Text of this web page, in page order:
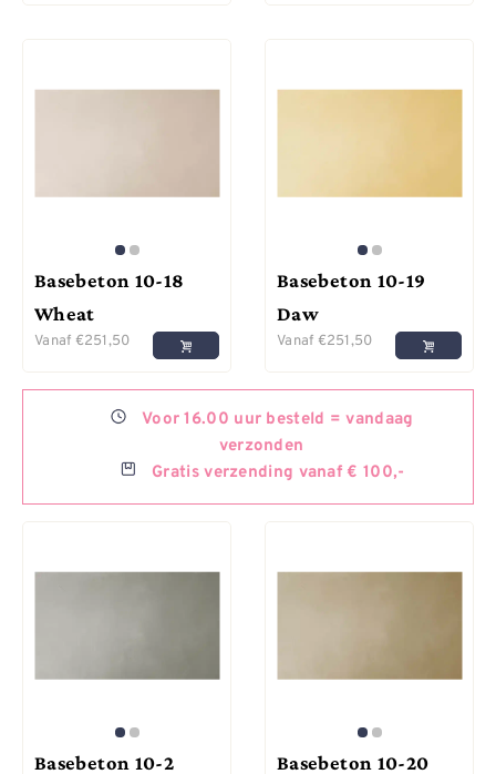
Basebeton 10-18
Wheat
Vanaf €251,50
Basebeton 10-19
Daw
Vanaf €251,50
Voor 16.00 uur besteld =vandaag
verzonden
Gratisverzending vanaf € 100,-
Basebeton 10-2 Basebeton 10-20